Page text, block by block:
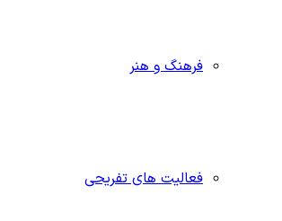
فرهنگ و هنر
فعالیت های تفریحی